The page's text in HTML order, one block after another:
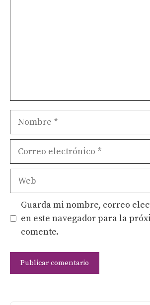
Nombre
Correo
Web
Guarda mi nombre, correo
en este navegador para la
comente.